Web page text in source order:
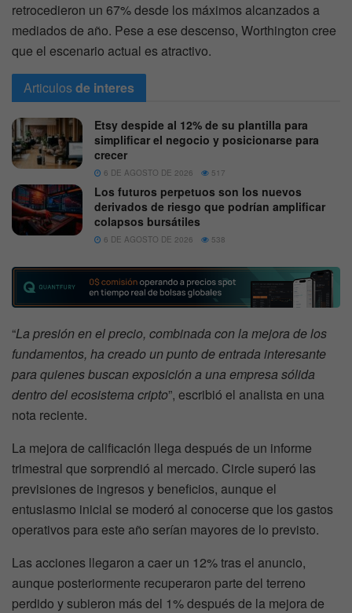
retrocedieron un 67% desde los máximos alcanzados a
mediados de año. Pese a ese descenso, Worthington cree
que el escenario actual es atractivo.
Articulosde interes
Etsy despide al 12% de su plantilla para
simplificar el negocio y posicionarse para
crecer
6 DE AGOSTO DE 2026 517
Los futuros perpetuos son los nuevos
derivados de riesgo que podrían amplificar
colapsos bursátiles
6 DE AGOSTO DE 2026 538
“La presión en el precio, combinada con la mejora de los
fundamentos, ha creado un punto de entrada interesante
para quienes buscan exposición a una empresa sólida
dentro del ecosistema cripto”, escribió el analista en una
nota reciente.
La mejora de calificación llega después de un informe
trimestral que sorprendió al mercado. Circle superó las
previsiones de ingresos y beneficios, aunque el
entusiasmo inicial se moderó al conocerse que los gastos
operativos para este año serían mayores de lo previsto.
Las acciones llegaron a caer un 12% tras el anuncio,
aunque posteriormente recuperaron parte del terreno
perdido y subieron más del 1% después de la mejora de